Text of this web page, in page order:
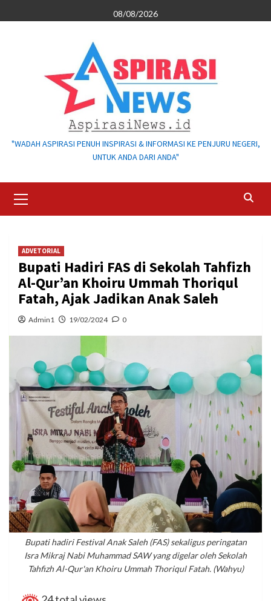
to
08/08/2026
"WADAH ASPIRASI PENUH INSPIRASI & INFORMASI KE PENJURU NEGERI,
UNTUK ANDA DARI ANDA"
Menu
ADVETORIAL
Bupati Hadiri FAS di Sekolah Tahfizh
Al-Qur’an Khoiru Ummah Thoriqul
Fatah, Ajak Jadikan Anak Saleh
Admin1 19/02/2024 0
Bupati hadiri Festival Anak Saleh (FAS) sekaligus peringatan
Isra Mikraj Nabi Muhammad SAW yang digelar oleh Sekolah
Tahfizh Al-Qur'an Khoiru Ummah Thoriqul Fatah. (Wahyu)